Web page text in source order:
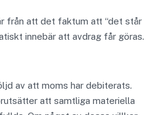
från att det faktum att “det står
innebär att avdrag får göras.
av att moms har debiterats.
att samtliga materiella